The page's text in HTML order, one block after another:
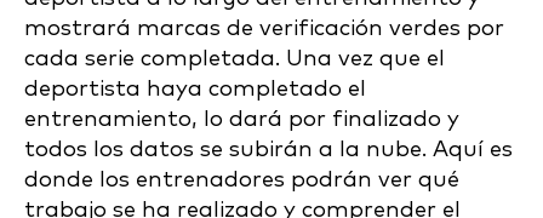
mostrará marcas de verificación verdes por
cada serie completada. Una vez que el
deportista haya completado el
entrenamiento, lo dará por finalizado y
todos los datos se subirán a la nube. Aquí es
donde los entrenadores podrán ver qué
trabajo se ha realizado y comprender el